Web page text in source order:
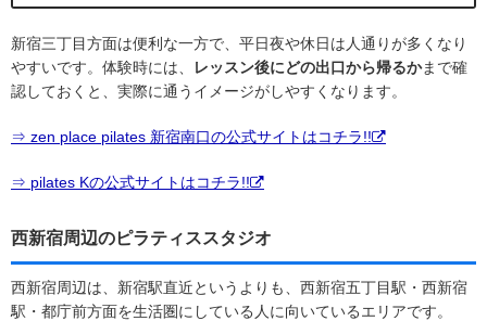
新宿三丁目方面は便利な一方で、平日夜や休日は人通りが多くなり
やすいです。体験時には、
レッスン後にどの出口から帰るかまで確
認しておくと、実際に通うイメージがしやすくなります。
⇒ zen place pilates 新宿南口の公式サイトはコチラ!!
⇒ pilates Kの公式サイトはコチラ!!
西新宿周辺のピラティススタジオ
西新宿周辺は、新宿駅直近というよりも、西新宿五丁目駅・西新宿
駅・都庁前方面を生活圏にしている人に向いているエリアです。